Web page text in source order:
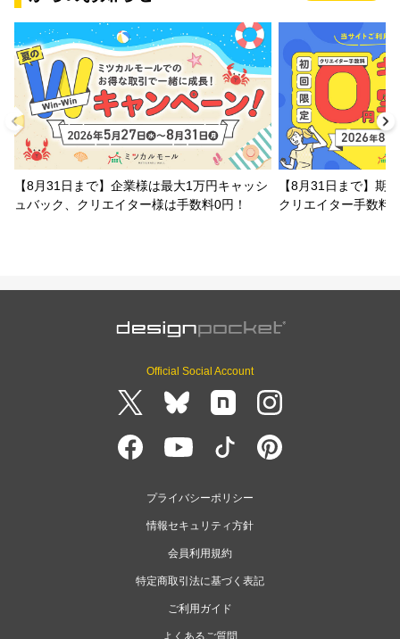
【8月31日まで】企業様は最大1万円キャッシ
ュバック、クリエイター様は手数料0円！
【8月31日まで】期
クリエイター手数料
Official Social Account
プライバシーポリシー
情報セキュリティ方針
会員利用規約
特定商取引法に基づく表記
ご利用ガイド
よくあるご質問